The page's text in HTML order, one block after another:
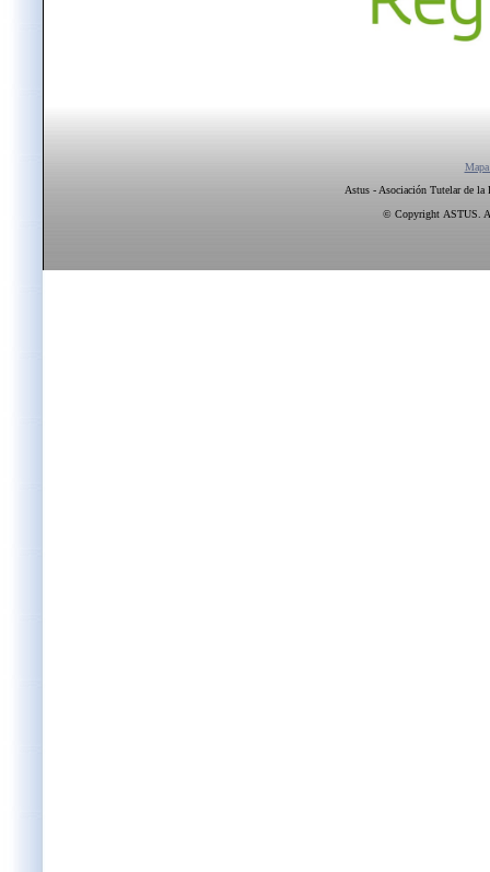
Astus - Asociación Tutelar de la
© Copyright ASTUS.